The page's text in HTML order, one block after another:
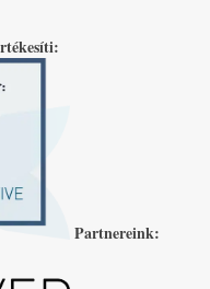
Partnereink: